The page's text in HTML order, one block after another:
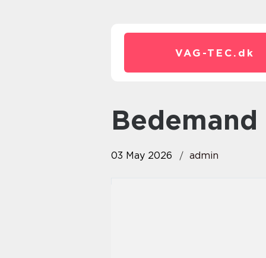
VAG-TEC. dk
03 May 2026 admin